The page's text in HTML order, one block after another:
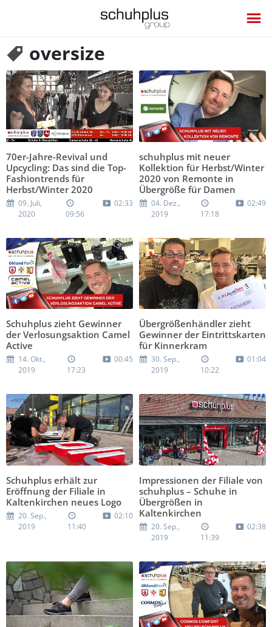
oversize
70er-Jahre-Revival und
Upcycling: Das sind die Top-
Fashiontrends für
Herbst/Winter 2020
09. Juli,
2020
09:56
02:33
schuhplus mit neuer
Kollektion für Herbst/Winter
2020 von Remonte in
Übergröße für Damen
04. Dez.,
2019
17:18
02:49
Schuhplus zieht Gewinner
der Verlosungsaktion Camel
Active
14. Okt.,
2019
17:23
00:45
Übergrößenhändler zieht
Gewinner der Eintrittskarten
für Kinnerkram
30. Sep.,
2019
10:22
01:04
Schuhplus erhält zur
Eröffnung der Filiale in
Kaltenkirchen neues Logo
20. Sep.,
2019
11:40
02:10
Impressionen der Filiale von
schuhplus – Schuhe in
Übergrößen in
Kaltenkirchen
20. Sep.,
2019
11:39
02:38